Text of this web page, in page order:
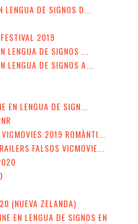
DE SIGNOS D...
2019
LENGUA DE SIGNOS ...
LENGUA DE SIGNOS A...
EN LENGUA DE SIGN...
2019 ROMÀNTI...
FALSOS VICMOVIE...
(NUEVA ZELANDA)
EN LENGUA DE SIGNOS EN